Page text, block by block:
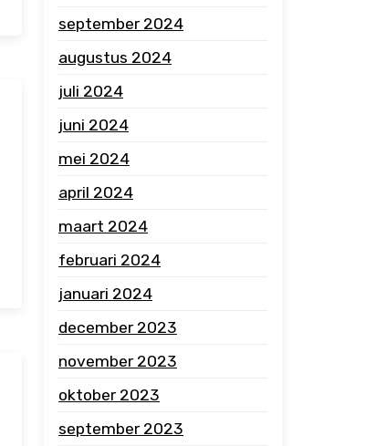
september 2024
augustus 2024
juli 2024
juni 2024
mei 2024
april 2024
maart 2024
februari 2024
januari 2024
december 2023
november 2023
oktober 2023
september 2023